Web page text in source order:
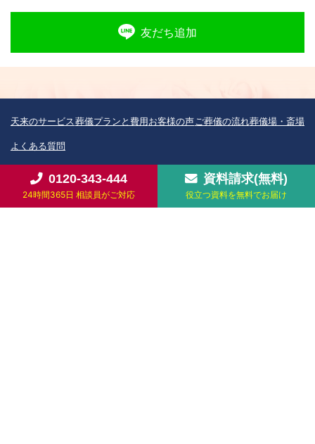
友だち追加
天来のサービス葬儀プランと費用お客様の声 ご葬儀の流れ葬儀場・斎場
よくある質問
お知らせ 供花・供物のご注文 会社案内 お問い合わせ・資料請求
個人情報保護方針
0120-343-444
24時間365日 相談員がご対応
資料請求(無料)
役立つ資料を無料でお届け